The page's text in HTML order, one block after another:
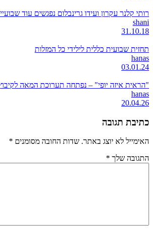
רותי קלנר עקרון ועידו גרינבלום נפגשים עוד
shani
31.10.18
תחזית שבועית כללית לילידי כל המזלות
hanas
03.01.24
"הראית איזה יופי" – נפתחה תערוכת המאה
hanas
20.04.26
כתיבת תגובה
האימייל לא יוצג באתר. שדות החובה מסומנים *
התגובה שלך *